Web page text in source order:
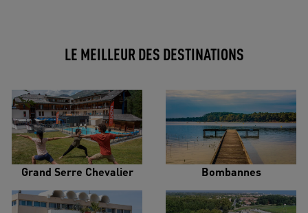
LE MEILLEUR DES DESTINATIONS
Grand Serre Chevalier Bombannes